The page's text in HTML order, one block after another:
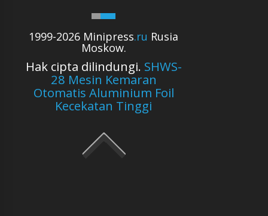
1999-2026 Minipress.ru Rusia
Moskow.
Hak cipta dilindungi. SHWS-
28 Mesin Kemaran
Otomatis Aluminium Foil
Kecekatan Tinggi